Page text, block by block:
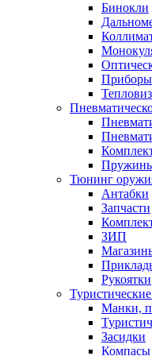
Бинокли
Приборы
Тюнинг
Антабки
Запчасти
ЗИП
Рукоятки
Манки,
Засидки
Компасы